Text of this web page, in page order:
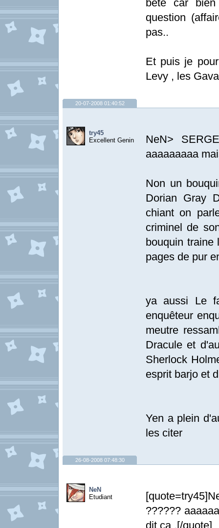
bete car
question
pas..
Et puis je
Levy , les
20-07-2008 01:40:52
try45
Excellent Genin
NeN>
aaaaaaaaa
Non un
Dorian Gray
chiant on
criminel de
bouquin traine
pages de pur
ya aussi Le
enquêteur
meutre
Dracule et
Sherlock
esprit barjo et
Yen a plein
les citer
26-08-2008 07:48:30
NeN
Etudiant
??????
dit ça .[/quote]